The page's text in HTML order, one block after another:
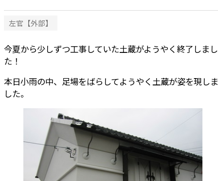
左官【外部】
今夏から少しずつ工事していた土蔵がようやく終了しまし
た！
本日小雨の中、足場をばらしてようやく土蔵が姿を現しま
した。